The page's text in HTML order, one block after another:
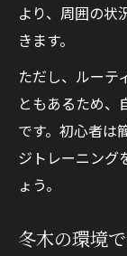
より、周囲の状
きます。
ただし、ルーテ
ともあるため、
です。初心者は
ジトレーニング
ょう。
冬木の環境